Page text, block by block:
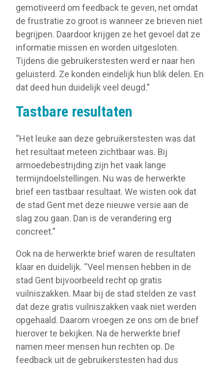
gemotiveerd om feedback te geven, net omdat
de frustratie zo groot is wanneer ze brieven niet
begrijpen. Daardoor krijgen ze het gevoel dat ze
informatie missen en worden uitgesloten.
Tijdens die gebruikerstesten werd er naar hen
geluisterd. Ze konden eindelijk hun blik delen. En
dat deed hun duidelijk veel deugd.”
Tastbare resultaten
“Het leuke aan deze gebruikerstesten was dat
het resultaat meteen zichtbaar was. Bij
armoedebestrijding zijn het vaak lange
termijndoelstellingen. Nu was de herwerkte
brief een tastbaar resultaat. We wisten ook dat
de stad Gent met deze nieuwe versie aan de
slag zou gaan. Dan is de verandering erg
concreet.”
Ook na de herwerkte brief waren de resultaten
klaar en duidelijk. “Veel mensen hebben in de
stad Gent bijvoorbeeld recht op gratis
vuilniszakken. Maar bij de stad stelden ze vast
dat deze gratis vuilniszakken vaak niet werden
opgehaald. Daarom vroegen ze ons om de brief
hierover te bekijken. Na de herwerkte brief
namen meer mensen hun rechten op. De
feedback uit de gebruikerstesten had dus